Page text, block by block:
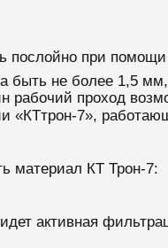
послойно при
быть не более 1,5 мм,
рабочий проход
«КТтрон-7»,
материал КТ Трон-7:
активная